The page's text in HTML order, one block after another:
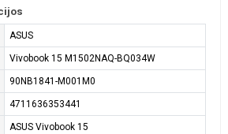
ASUS
Vivobook 15 M1502NAQ-BQ034W
90NB1841-M001M0
4711636353441
ASUS Vivobook 15